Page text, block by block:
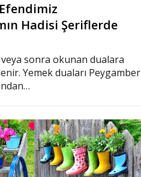
Hadisi Şeriflerde
sonra okunan dualara
Yemek duaları Peygamber